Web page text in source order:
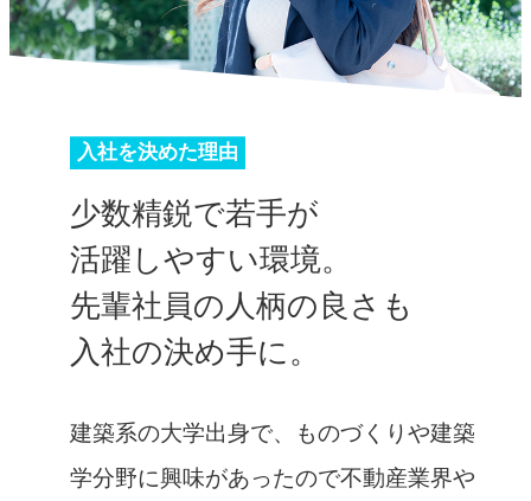
入社を決めた理由
少数精鋭で若手が
活躍しやすい環境。
先輩社員の人柄の良さも
入社の決め手に。
建築系の大学出身で、ものづくりや建築
学分野に興味があったので不動産業界や